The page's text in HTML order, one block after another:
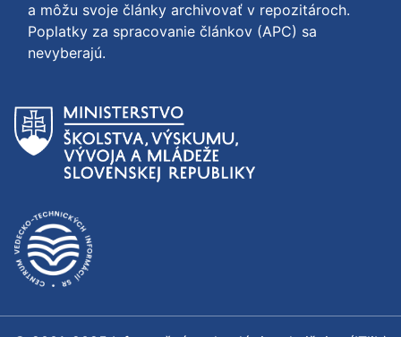
a môžu svoje články archivovať v repozitároch.
Poplatky za spracovanie článkov (APC) sa
nevyberajú.